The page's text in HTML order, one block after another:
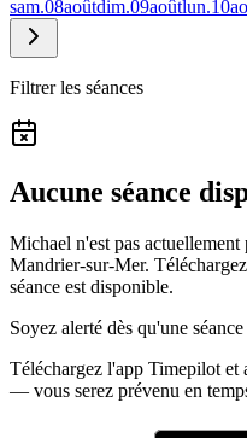
sam.08aoûtdim.09aoûtlun.10
Filtrer les séances
Aucune séance
Michael n'est pas actuellement
Mandrier-sur-Mer.
séance est disponible.
Soyez alerté dès qu'une
Téléchargez l'app Timepilot
— vous serez prévenu en